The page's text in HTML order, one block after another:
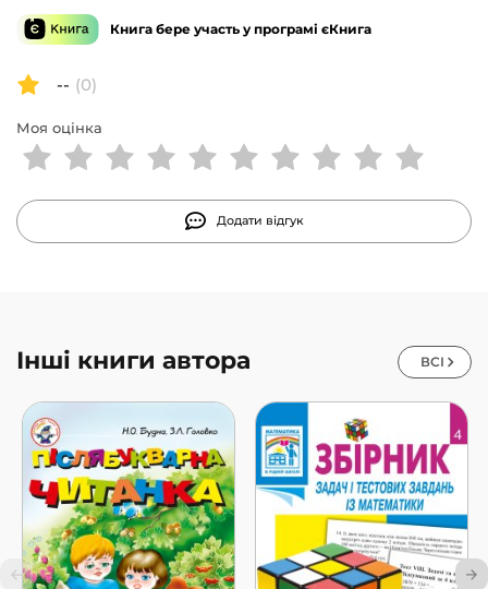
освітнім програмам. Для вчителів, учнів 1 класу та їх
Книга бере участь у програмі єКнига
-- (0)
Моя оцінка
Додати відгук
Інші книги автора ВСІ